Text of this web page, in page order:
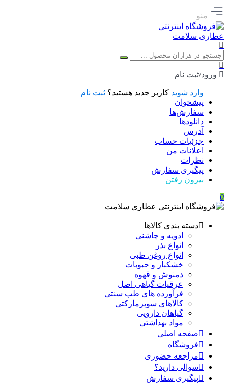
منو
ورود/ثبت نام
وارد شوید کاربر جدید هستید؟ ثبت نام
پیشخوان
سفارش‌ها
دانلودها
آدرس
جزئیات حساب
اعلانات من
نظرات
پیگیری سفارش
بیرون رفتن
0
دسته بندی کالاها
ادویه و چاشنی
انواع بذر
انواع روغن طبی
خشکبار و حبوبات
دمنوش و قهوه
عرقیات گیاهی اصل
فرآورده های طب سنتی
کالاهای سوپرمارکتی
گیاهان دارویی
مواد بهداشتی
صفحه اصلی
فروشگاه
مراجعه حضوری
سوالی دارید؟
پیگیری سفارش